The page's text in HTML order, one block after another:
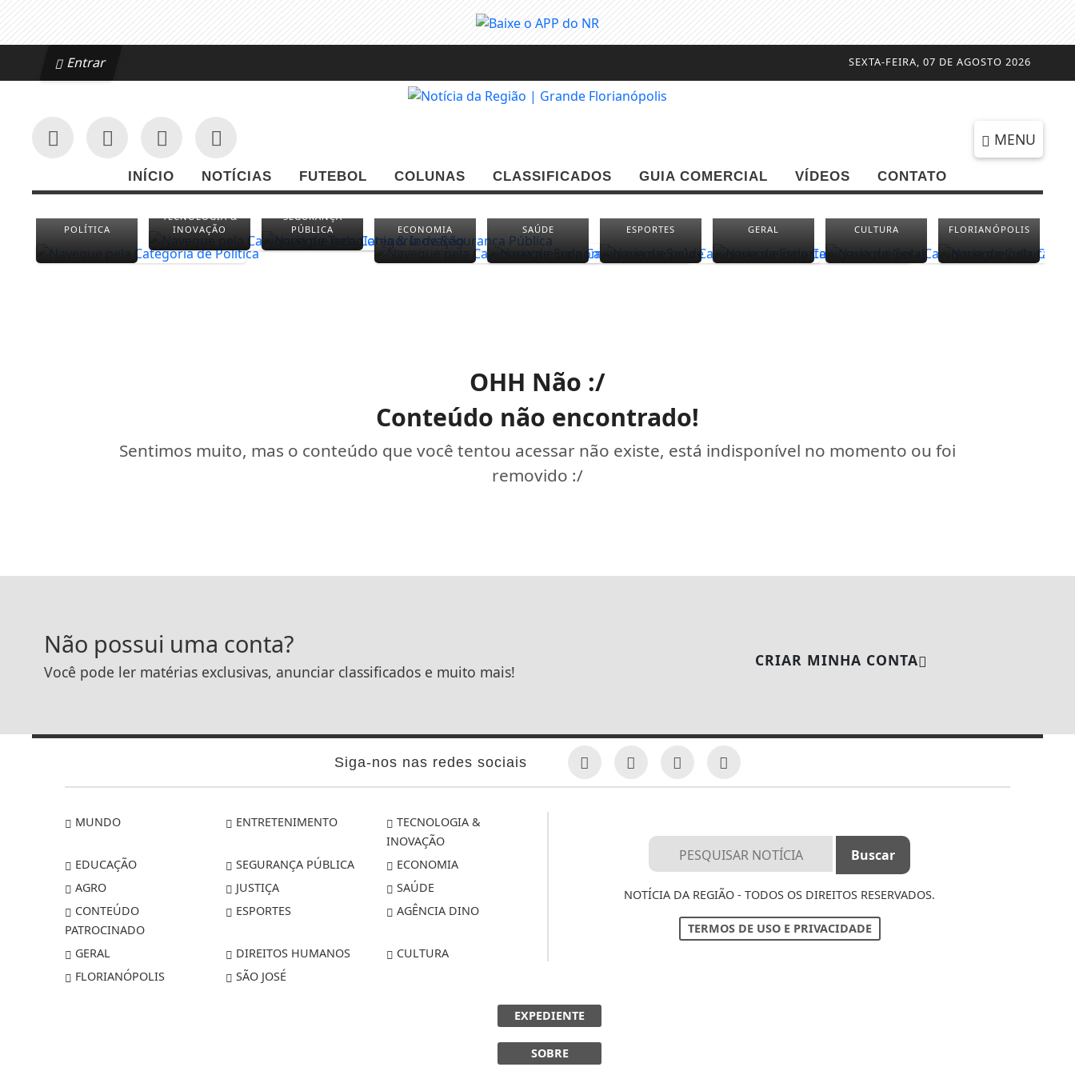
Entrar SEXTA-FEIRA, 07 DE AGOSTO 2026
MENU
INÍCIO NOTÍCIAS FUTEBOL COLUNAS CLASSIFICADOS GUIA COMERCIAL VÍDEOS CONTATO
POLÍTICA
TECNOLOGIA &
INOVAÇÃO
SEGURANÇA
PÚBLICA
ECONOMIA SAÚDE ESPORTES GERAL CULTURA FLORIANÓPOLIS
OHH Não :/
Conteúdo não encontrado!
Sentimos muito, mas o conteúdo que você tentou acessar não existe, está indisponível no momento ou foi
removido :/
Não possui uma conta?
Você pode ler matérias exclusivas, anunciar classificados e muito mais!
CRIAR MINHA CONTA
Siga-nos nas redes sociais
MUNDO ENTRETENIMENTO
TECNOLOGIA &
INOVAÇÃO
EDUCAÇÃO
SEGURANÇA PÚBLICA
ECONOMIA
AGRO
JUSTIÇA
SAÚDE
CONTEÚDO
PATROCINADO
ESPORTES AGÊNCIA DINO
GERAL DIREITOS HUMANOS
CULTURA
FLORIANÓPOLIS
SÃO JOSÉ
NOTÍCIA DA REGIÃO - TODOS OS DIREITOS RESERVADOS.
TERMOS DE USO E PRIVACIDADE
EXPEDIENTE
SOBRE